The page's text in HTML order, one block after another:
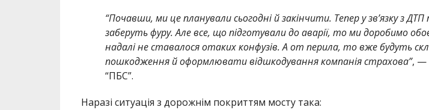
“Почавши, ми це планували сьогодні й закінчити. Тепер у зв’язку з
заберуть фуру. Але все, що підготували до аварії, то ми доробимо
надалі не ставалося отаких конфузів. А от перила, то вже будуть
пошкодження й оформлювати відшкодування компанія страхова”, —
“ПБС”.
Наразі ситуація з дорожнім покриттям мосту така: